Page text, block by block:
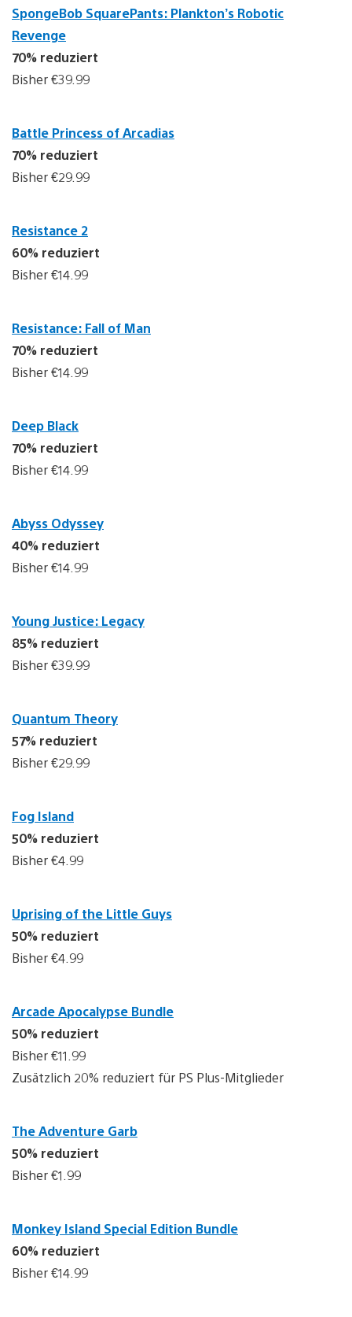
SpongeBob SquarePants: Plankton’s Robotic
Revenge
70% reduziert
Bisher €39.99
Battle Princess of Arcadias
70% reduziert
Bisher €29.99
Resistance 2
60% reduziert
Bisher €14.99
Resistance: Fall of Man
70% reduziert
Bisher €14.99
Deep Black
70% reduziert
Bisher €14.99
Abyss Odyssey
40% reduziert
Bisher €14.99
Young Justice: Legacy
85% reduziert
Bisher €39.99
Quantum Theory
57% reduziert
Bisher €29.99
Fog Island
50% reduziert
Bisher €4.99
Uprising of the Little Guys
50% reduziert
Bisher €4.99
Arcade Apocalypse Bundle
50% reduziert
Bisher €11.99
Zusätzlich 20% reduziert für PS Plus-Mitglieder
The Adventure Garb
50% reduziert
Bisher €1.99
Monkey Island Special Edition Bundle
60% reduziert
Bisher €14.99